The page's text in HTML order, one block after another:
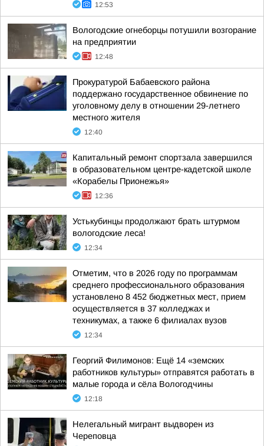
12:53
Вологодские огнеборцы потушили возгорание
на предприятии
12:48
Прокуратурой Бабаевского района
поддержано государственное обвинение по
уголовному делу в отношении 29-летнего
местного жителя
12:40
Капитальный ремонт спортзала завершился
в образовательном центре-кадетской школе
«Корабелы Прионежья»
12:36
Устькубинцы продолжают брать штурмом
вологодские леса!
12:34
Отметим, что в 2026 году по программам
среднего профессионального образования
установлено 8 452 бюджетных мест, прием
осуществляется в 37 колледжах и
техникумах, а также 6 филиалах вузов
12:34
Георгий Филимонов: Ещё 14 «земских
работников культуры» отправятся работать в
малые города и сёла Вологодчины
12:18
Нелегальный мигрант выдворен из
Череповца